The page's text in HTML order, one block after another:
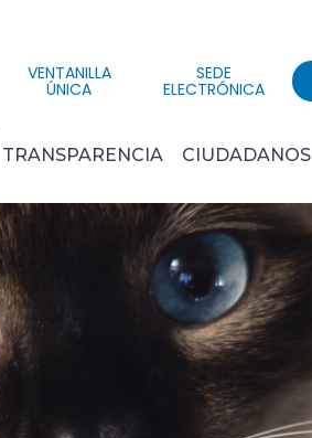
VENTANILLA
ÚNICA
SEDE
ELECTRÓNICA
TRANSPARENCIA CIUDADANOS